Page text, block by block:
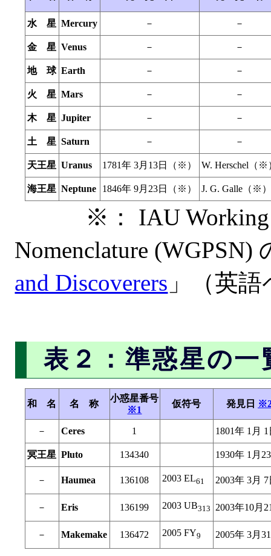
水 星 Mercury － －
金 星 Venus － －
地 球 Earth － －
火 星 Mars － －
木 星 Jupiter － －
土 星 Saturn － －
天王星 Uranus 1781年 3月13日（※） W. Herschel（※
海王星 Neptune 1846年 9月23日（※） J. G. Galle（※）
※： IAU Working
Nomenclature (WGPSN)
and Discoverers 」（英
表２：準惑星の一
和 名 名 称
小惑星番号
※1
仮符号 発見日
－ Ceres 1 1801年 1月 1
冥王星 Pluto 134340 1930年 1月
－ Haumea 136108 2003 EL61 2003年 3月 7
－ Eris 136199 2003 UB313 2003年10月
－ Makemake 136472 2005 FY9 2005年 3月